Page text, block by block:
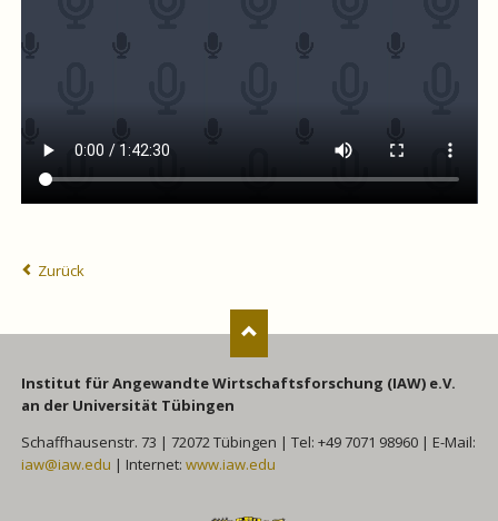
Zurück
Institut für Angewandte Wirtschaftsforschung (IAW) e.V.
an der Universität Tübingen
Schaffhausenstr. 73 | 72072 Tübingen | Tel: +49 7071 98960 | E-Mail:
iaw@iaw.edu | Internet: www.iaw.edu